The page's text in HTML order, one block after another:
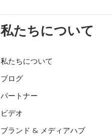
私たちについて
私たちについて
ブログ
パートナー
ビデオ
ブランド & メディアハブ